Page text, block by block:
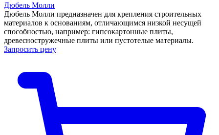
Дюбель Молли
Дюбель Молли предназначен для крепления строительных
материалов к основаниям, отличающимся низкой несущей
способностью, например: гипсокартонные плиты,
древесностружечные плиты или пустотелые материалы.
Запросить цену